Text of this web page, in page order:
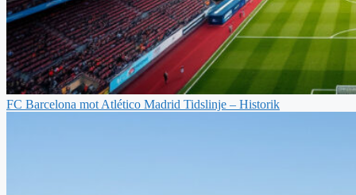
FC Barcelona mot Atlético Madrid Tidslinje – Historik